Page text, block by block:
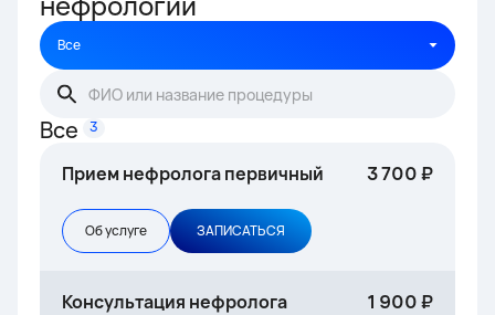
Все
Все 3
Прием нефролога первичный
Об услуге ЗАПИСАТЬСЯ
3 700 ₽
Консультация нефролога 1 900 ₽